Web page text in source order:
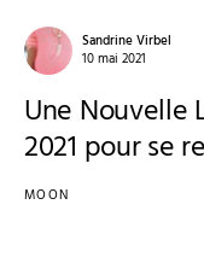
Sandrine Virbel
10 mai 2021
Une Nouvelle
2021 pour se
MOON